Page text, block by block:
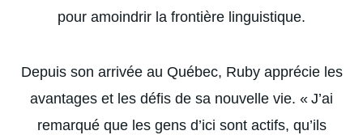
pour amoindrir la frontière linguistique.
Depuis son arrivée au Québec, Ruby apprécie les
avantages et les défis de sa nouvelle vie. « J’ai
remarqué que les gens d’ici sont actifs, qu’ils